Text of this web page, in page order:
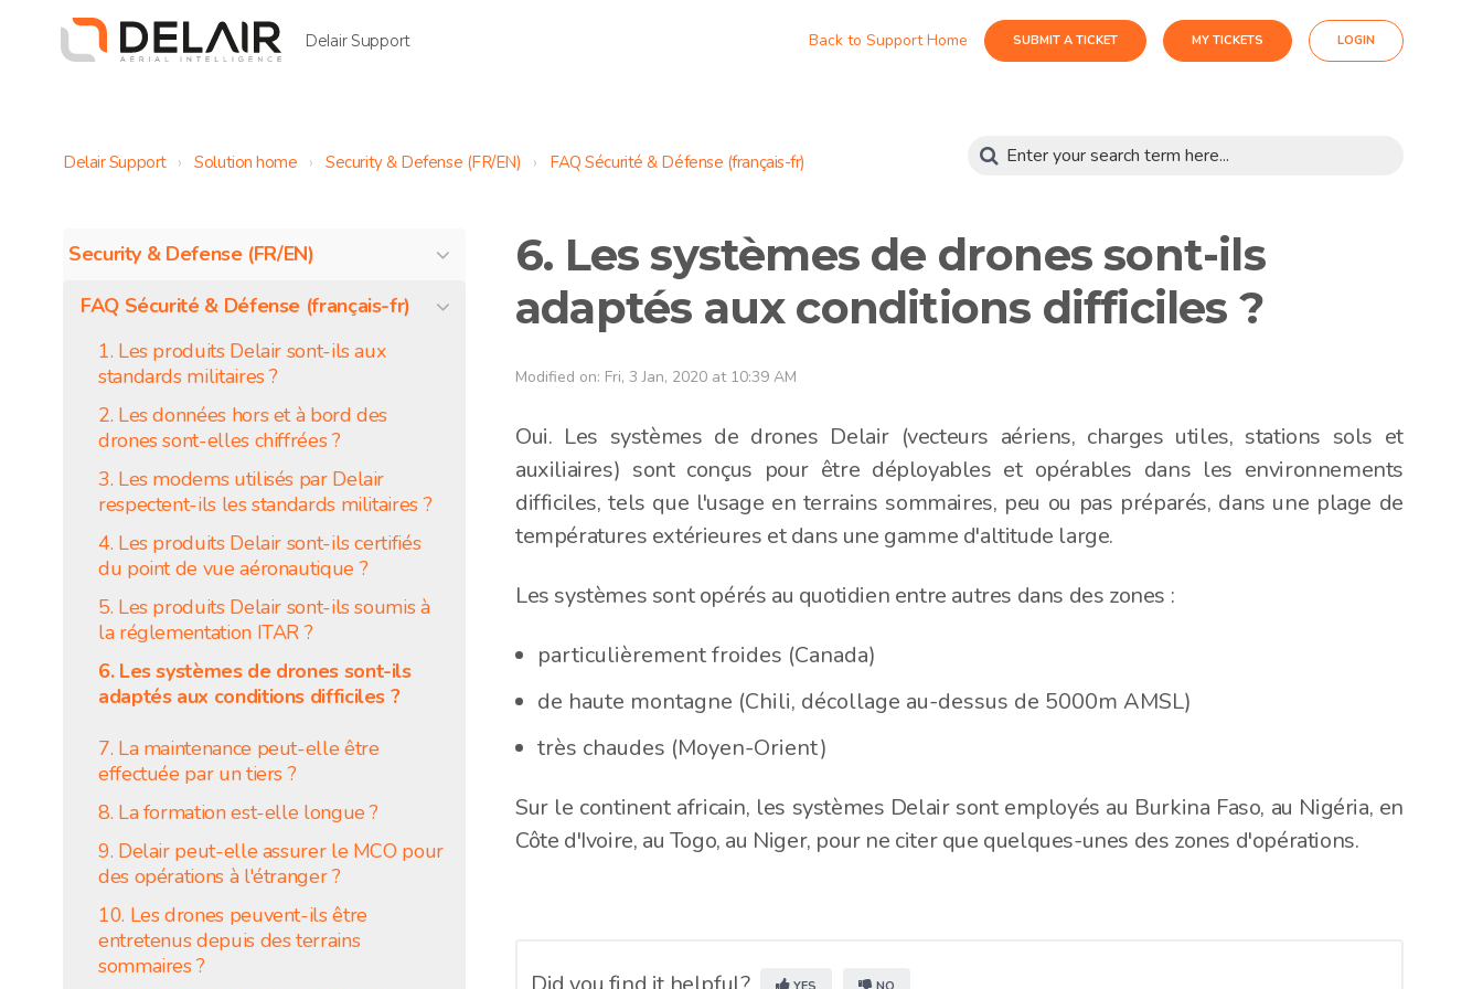
Delair Support Back to Support Home SUBMIT A TICKET MY TICKETS LOGIN
Delair Support Solution home Security & Defense (FR/EN) FAQ Sécurité & Défense (français-fr)
Security & Defense (FR/EN)
FAQ Sécurité & Défense (français-fr)
1. Les produits Delair sont-ils aux
standards militaires ?
2. Les données hors et à bord des
drones sont-elles chiffrées ?
3. Les modems utilisés par Delair
respectent-ils les standards militaires ?
4. Les produits Delair sont-ils certifiés
du point de vue aéronautique ?
5. Les produits Delair sont-ils soumis à
la réglementation ITAR ?
6. Les systèmes de drones sont-ils
adaptés aux conditions difficiles ?
7. La maintenance peut-elle être
effectuée par un tiers ?
8. La formation est-elle longue ?
9. Delair peut-elle assurer le MCO pour
des opérations à l'étranger ?
10. Les drones peuvent-ils être
entretenus depuis des terrains
sommaires ?
6. Les systèmes de drones sont-ils
adaptés aux conditions difficiles ?
Modified on: Fri, 3 Jan, 2020 at 10:39 AM
Oui. Les systèmes de drones Delair (vecteurs aériens, charges utiles, stations sols et
auxiliaires) sont conçus pour être déployables et opérables dans les environnements
difficiles, tels que l'usage en terrains sommaires, peu ou pas préparés, dans une plage de
températures extérieures et dans une gamme d'altitude large.
Les systèmes sont opérés au quotidien entre autres dans des zones :
particulièrement froides (Canada)
de haute montagne (Chili, décollage au-dessus de 5000m AMSL)
très chaudes (Moyen-Orient)
Sur le continent africain, les systèmes Delair sont employés au Burkina Faso, au Nigéria, en
Côte d'Ivoire, au Togo, au Niger, pour ne citer que quelques-unes des zones d'opérations.